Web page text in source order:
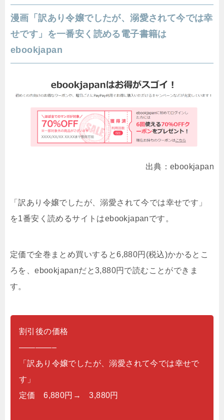
漫画「訳あり令嬢でしたが、溺愛されて今では幸
せです」を一番安く読める電子書籍は
ebookjapan
出典：ebookjapan
「訳あり令嬢でしたが、溺愛されて今では幸せです」
を1番安く読めるサイトはebookjapanです。
定価で全巻まとめ買いすると6,880円(税込)かかるとこ
ろを、ebookjapanだと3,880円で読むことができま
す。
割引後の価格
————–
「訳あり令嬢でしたが、溺愛されて今では幸せで
す」
定価 6,880円→ 3,880円